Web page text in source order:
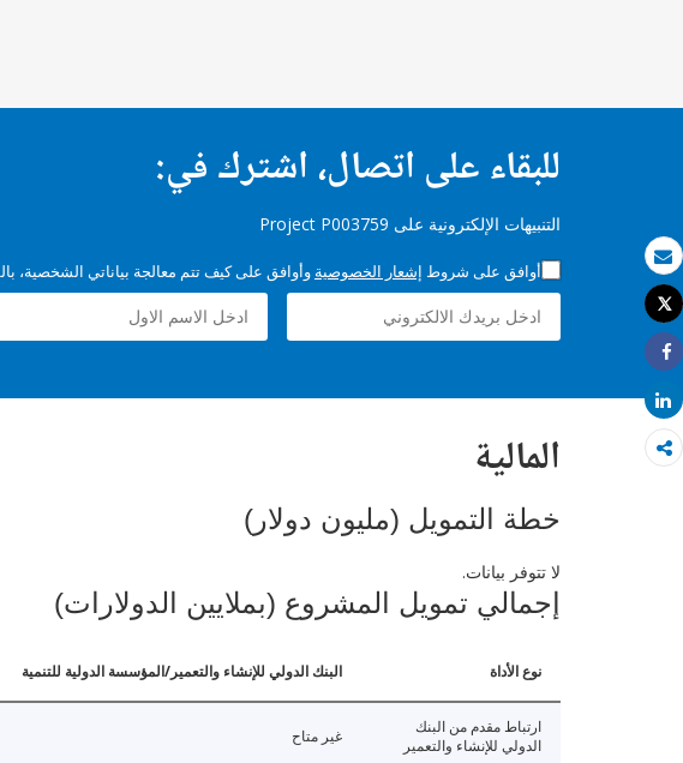
بريد الكتروني
طباعة
Tweet
Share
Share
للبقاء على اتصال، اشترك في:
التنبيهات الإلكترونية على Project P003759
أوافق على شروط إشعار الخصوصية وأوافق على كيف تتم معالجة بياناتي الشخصية،
المالية
خطة التمويل (مليون دولار)
لا تتوفر بيانات.
إجمالي تمويل المشروع (بملايين الدولارات)
نوع الأداة البنك الدولي للإنشاء والتعمير/المؤسسة الدولية للتنمية
ارتباط مقدم من البنك
الدولي للإنشاء والتعمير
غير متاح